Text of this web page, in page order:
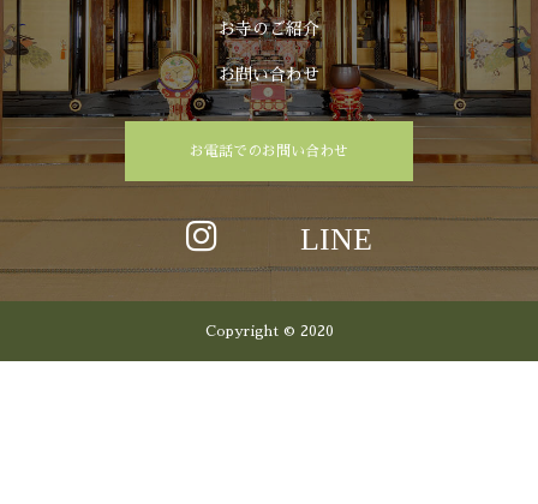
お寺のご紹介
お問い合わせ
お電話でのお問い合わせ
Copyright © 2020